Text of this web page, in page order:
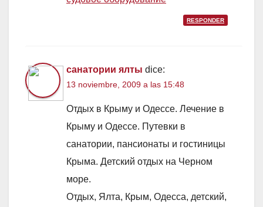
RESPONDER
санатории ялты dice:
13 noviembre, 2009 a las 15:48
Отдых в Крыму и Одессе. Лечение в
Крыму и Одессе. Путевки в
санатории, пансионаты и гостиницы
Крыма. Детский отдых на Черном
море.
Отдых, Ялта, Крым, Одесса, детский,